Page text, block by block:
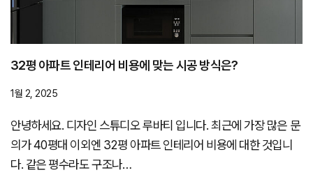
32평 아파트 인테리어 비용에 맞는 시공 방식은?
1월 2, 2025
안녕하세요. 디자인 스튜디오 루바티 입니다. 최근에 가장 많은 문
의가 40평대 이외엔 32평 아파트 인테리어 비용에 대한 것입니
다. 같은 평수라도 구조나…